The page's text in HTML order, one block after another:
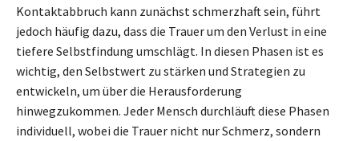
Kontaktabbruch kann zunächst schmerzhaft sein, führt
jedoch häufig dazu, dass die Trauer um den Verlust in eine
tiefere Selbstfindung umschlägt. In diesen Phasen ist es
wichtig, den Selbstwert zu stärken und Strategien zu
entwickeln, um über die Herausforderung
hinwegzukommen. Jeder Mensch durchläuft diese Phasen
individuell, wobei die Trauer nicht nur Schmerz, sondern